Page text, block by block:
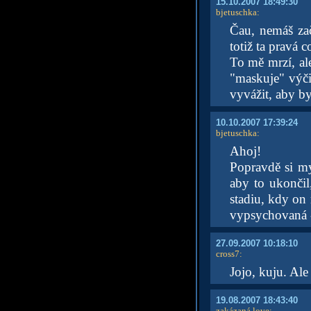
bjetuschka:
Čau, nemáš
totiž ta pravá
To mě mrzí,
"maskuje"
vyvážit, aby
10.10.2007 17:39:24
bjetuschka:
Ahoj!
Popravdě si
aby to
stadiu, kdy on
vypsychovaná
27.09.2007 10:18:10
cross7:
Jojo, kuju.
19.08.2007 18:43:40